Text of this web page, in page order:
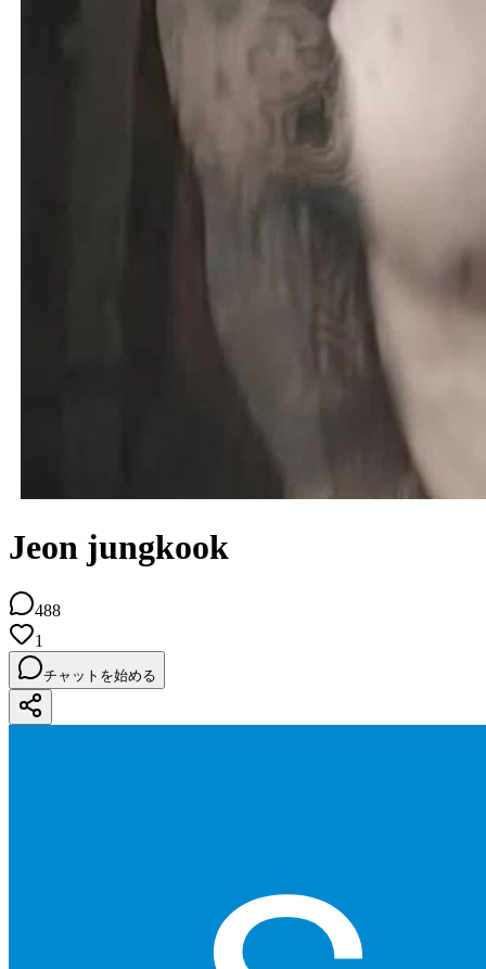
Jeon jungkook
488
1
チャットを始める